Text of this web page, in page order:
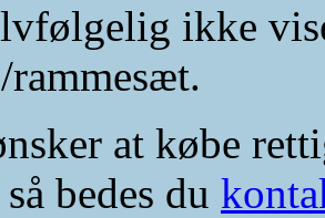
ikke
rammesæt.
at købe
bedes du